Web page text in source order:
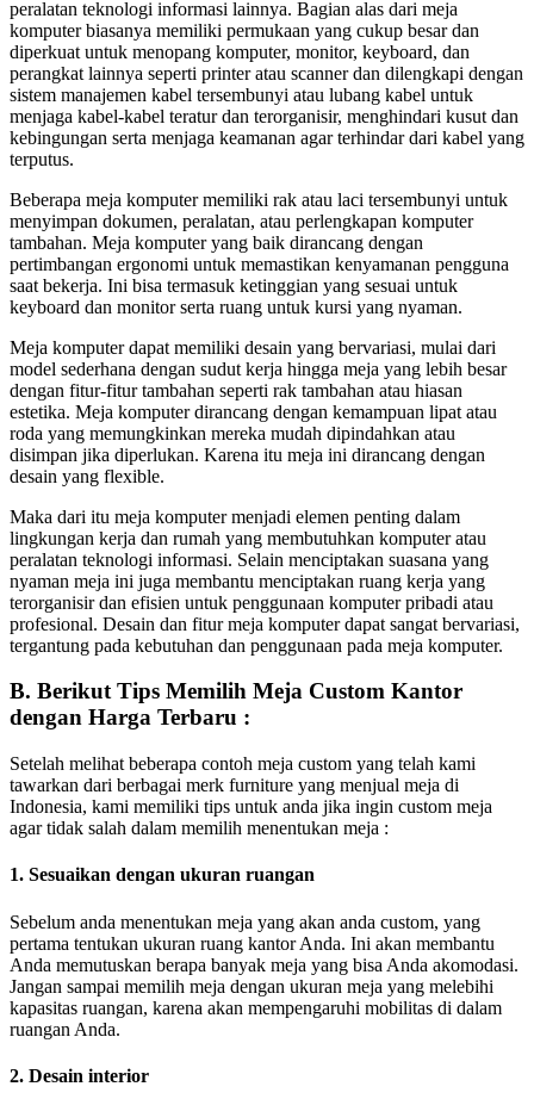
peralatan teknologi informasi lainnya. Bagian alas dari meja
komputer biasanya memiliki permukaan yang cukup besar dan
diperkuat untuk menopang komputer, monitor, keyboard, dan
perangkat lainnya seperti printer atau scanner dan dilengkapi dengan
sistem manajemen kabel tersembunyi atau lubang kabel untuk
menjaga kabel-kabel teratur dan terorganisir, menghindari kusut dan
kebingungan serta menjaga keamanan agar terhindar dari kabel yang
terputus.
Beberapa meja komputer memiliki rak atau laci tersembunyi untuk
menyimpan dokumen, peralatan, atau perlengkapan komputer
tambahan. Meja komputer yang baik dirancang dengan
pertimbangan ergonomi untuk memastikan kenyamanan pengguna
saat bekerja. Ini bisa termasuk ketinggian yang sesuai untuk
keyboard dan monitor serta ruang untuk kursi yang nyaman.
Meja komputer dapat memiliki desain yang bervariasi, mulai dari
model sederhana dengan sudut kerja hingga meja yang lebih besar
dengan fitur-fitur tambahan seperti rak tambahan atau hiasan
estetika. Meja komputer dirancang dengan kemampuan lipat atau
roda yang memungkinkan mereka mudah dipindahkan atau
disimpan jika diperlukan. Karena itu meja ini dirancang dengan
desain yang flexible.
Maka dari itu meja komputer menjadi elemen penting dalam
lingkungan kerja dan rumah yang membutuhkan komputer atau
peralatan teknologi informasi. Selain menciptakan suasana yang
nyaman meja ini juga membantu menciptakan ruang kerja yang
terorganisir dan efisien untuk penggunaan komputer pribadi atau
profesional. Desain dan fitur meja komputer dapat sangat bervariasi,
tergantung pada kebutuhan dan penggunaan pada meja komputer.
B. Berikut Tips Memilih Meja Custom Kantor
dengan Harga Terbaru :
Setelah melihat beberapa contoh meja custom yang telah kami
tawarkan dari berbagai merk furniture yang menjual meja di
Indonesia, kami memiliki tips untuk anda jika ingin custom meja
agar tidak salah dalam memilih menentukan meja :
1. Sesuaikan dengan ukuran ruangan
Sebelum anda menentukan meja yang akan anda custom, yang
pertama tentukan ukuran ruang kantor Anda. Ini akan membantu
Anda memutuskan berapa banyak meja yang bisa Anda akomodasi.
Jangan sampai memilih meja dengan ukuran meja yang melebihi
kapasitas ruangan, karena akan mempengaruhi mobilitas di dalam
ruangan Anda.
2. Desain interior